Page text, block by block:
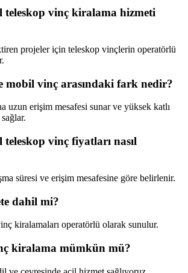
teleskop vinç kiralama hizmeti
projeler için teleskop vinçlerin operatörlü
mobil vinç arasındaki fark nedir?
uzun erişim mesafesi sunar ve yüksek katlı
vinç fiyatları nasıl
süresi ve erişim mesafesine göre belirlenir.
dahil mi?
kiralamaları operatörlü olarak sunulur.
kiralama mümkün mü?